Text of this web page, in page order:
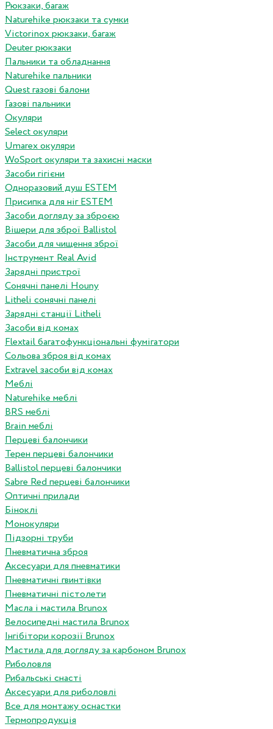
Рюкзаки, багаж
Naturehike рюкзаки та сумки
Victorinox рюкзаки, багаж
Deuter рюкзаки
Пальники та обладнання
Naturehike пальники
Quest газові балони
Газові пальники
Окуляри
Select окуляри
Umarex окуляри
WoSport окуляри та захисні маски
Засоби гігієни
Одноразовий душ ESTEM
Присипка для ніг ESTEM
Засоби догляду за зброєю
Вішери для зброї Ballistol
Засоби для чищення зброї
Інструмент Real Avid
Зарядні пристрої
Сонячні панелі Houny
Litheli сонячні панелі
Зарядні станції Litheli
Засоби від комах
Flextail багатофункціональні фумігатори
Сольова зброя від комах
Extravel засоби від комах
Меблі
Naturehike меблі
BRS меблі
Brain меблі
Перцеві балончики
Терен перцеві балончики
Ballistol перцеві балончики
Sabre Red перцеві балончики
Оптичні прилади
Біноклі
Монокуляри
Підзорні труби
Пневматична зброя
Аксесуари для пневматики
Пневматичні гвинтівки
Пневматичні пістолети
Масла і мастила Brunox
Велосипедні мастила Brunox
Інгібітори корозії Brunox
Мастила для догляду за карбоном Brunox
Риболовля
Рибальські снасті
Аксесуари для риболовлі
Все для монтажу оснастки
Термопродукція